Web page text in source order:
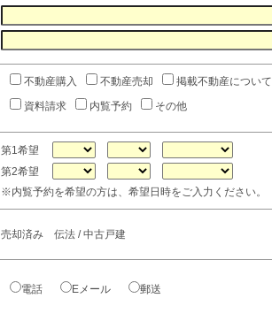
不動産購入 不動産売却
掲載不動産について
資料請求
内覧予約 その他
第1希望
第2希望
※内覧予約を希望の方は、希望日時をご入力ください。
売却済み 伝法 / 中古戸建
電話 Eメール 郵送